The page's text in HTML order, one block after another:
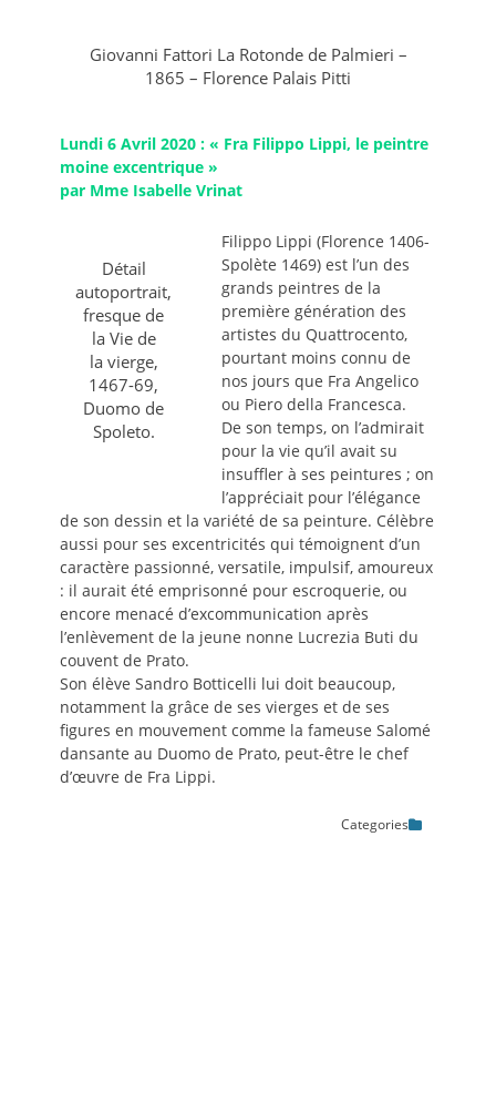
Giovanni Fattori La Rotonde de Palmieri –
1865 – Florence Palais Pitti
Lundi 6 Avril 2020 : « Fra Filippo Lippi, le peintre
moine excentrique »
par Mme Isabelle Vrinat
Détail
autoportrait,
fresque de
la Vie de
la vierge,
1467-69,
Duomo de
Spoleto.
Filippo Lippi (Florence 1406-
Spolète 1469) est l’un des
grands peintres de la
première génération des
artistes du Quattrocento,
pourtant moins connu de
nos jours que Fra Angelico
ou Piero della Francesca.
De son temps, on l’admirait
pour la vie qu’il avait su
insuffler à ses peintures ; on
l’appréciait pour l’élégance
de son dessin et la variété de sa peinture. Célèbre
aussi pour ses excentricités qui témoignent d’un
caractère passionné, versatile, impulsif, amoureux
: il aurait été emprisonné pour escroquerie, ou
encore menacé d’excommunication après
l’enlèvement de la jeune nonne Lucrezia Buti du
couvent de Prato.
Son élève Sandro Botticelli lui doit beaucoup,
notamment la grâce de ses vierges et de ses
figures en mouvement comme la fameuse Salomé
dansante au Duomo de Prato, peut-être le chef
d’œuvre de Fra Lippi.
Categories